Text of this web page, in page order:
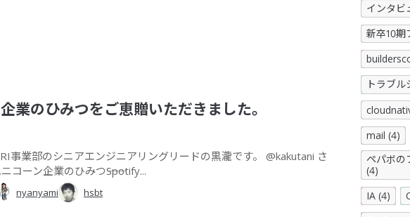
業のひみつをご恵贈いただきました。
事業部のシニアエンジニアリングリードの黒瀧です。 @kakutani さ
コーン企業のひみつ――Spotify...
nyanyami hsbt
インタビ
新卒10期
トラブ
mail (4)
ペパボの
(4)
IA (4)